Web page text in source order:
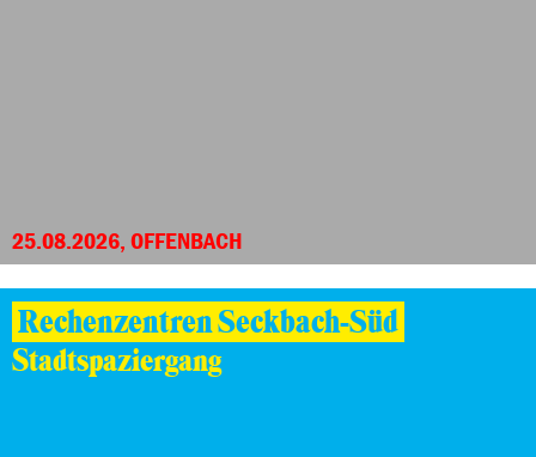
25.08.2026, OFFENBACH
Rechenzentren Seckbach-Süd
Stadtspaziergang